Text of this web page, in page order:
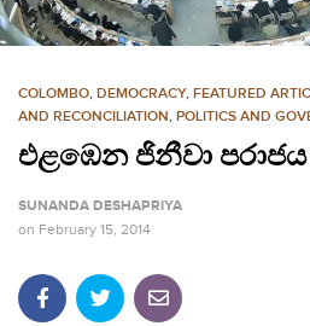
t
e
COLOMBO, DEMOCRACY, FEATURED
AND RECONCILIATION, POLITICS AND
එළඹෙන ජිනීවා
SUNANDA DESHAPRIYA
on February 15, 2014